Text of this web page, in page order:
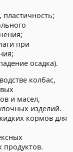
пластичность;
при
осадка).
колбас,
и масел,
изделий.
кормов для
продуктов.